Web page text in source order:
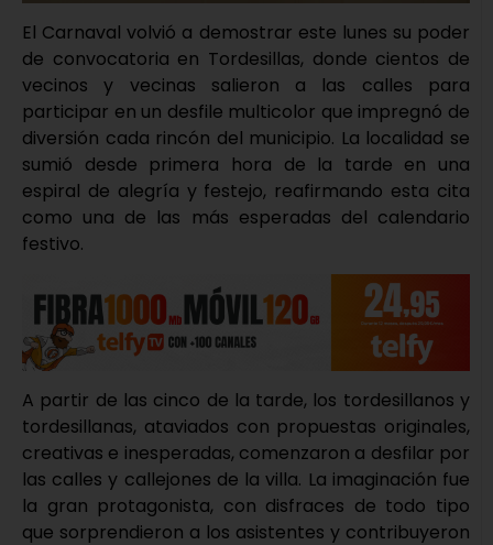
El Carnaval volvió a demostrar este lunes su poder
de convocatoria en Tordesillas, donde cientos de
vecinos y vecinas salieron a las calles para
participar en un desfile multicolor que impregnó de
diversión cada rincón del municipio. La localidad se
sumió desde primera hora de la tarde en una
espiral de alegría y festejo, reafirmando esta cita
como una de las más esperadas del calendario
festivo.
A partir de las cinco de la tarde, los tordesillanos y
tordesillanas, ataviados con propuestas originales,
creativas e inesperadas, comenzaron a desfilar por
las calles y callejones de la villa. La imaginación fue
la gran protagonista, con disfraces de todo tipo
que sorprendieron a los asistentes y contribuyeron